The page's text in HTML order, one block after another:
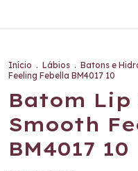
Início . Lábios . Batons e
Feeling Febella BM4017 10
Batom Lip
Smooth
BM4017 10